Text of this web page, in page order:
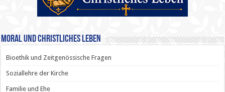
Moral und Christliches Leben
Bioethik und Zeitgenössische Fragen
Soziallehre der Kirche
Familie und Ehe